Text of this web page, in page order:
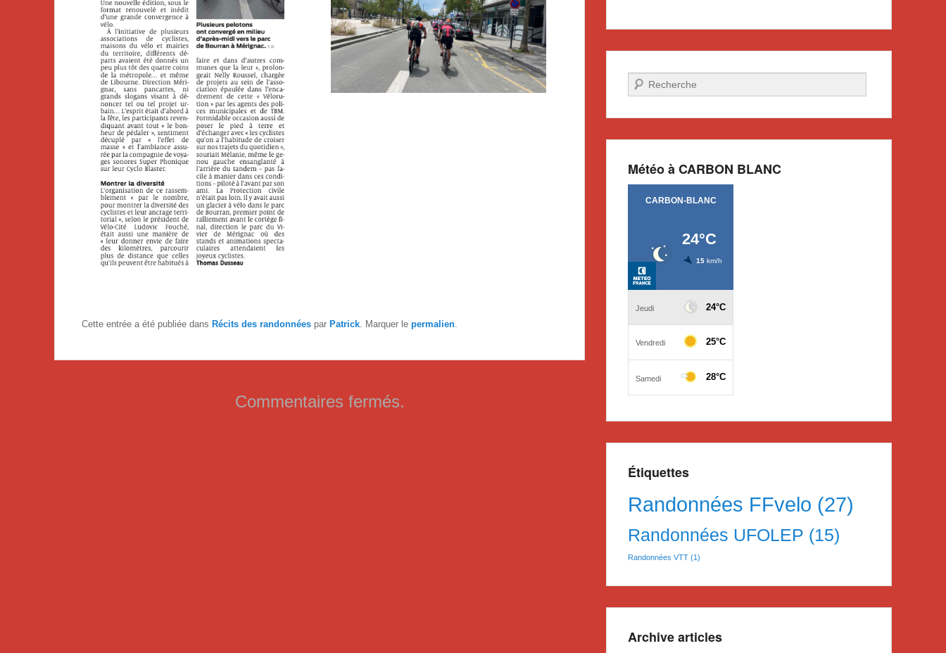
Cette entrée a été publiée dans Récits des randonnées par Patrick. Marquer le permalien.
Commentaires fermés.
Recherche
Météo à CARBON BLANC
Étiquettes
Randonnées FFvelo (27)
Randonnées UFOLEP (15)
Randonnées VTT (1)
Archive articles